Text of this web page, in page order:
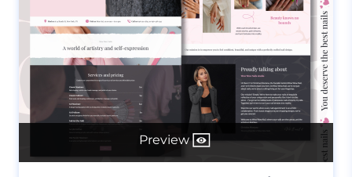
Preview